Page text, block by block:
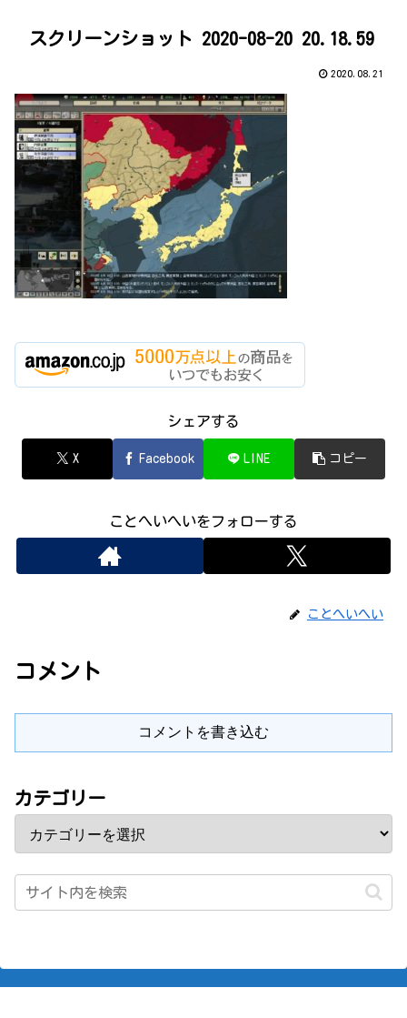
スクリーンショット 2020-08-20 20.18.59
2020.08.21
シェアする
X Facebook LINE コピー
ことへいへいをフォローする
ことへいへい
コメント
コメントを書き込む
カテゴリー